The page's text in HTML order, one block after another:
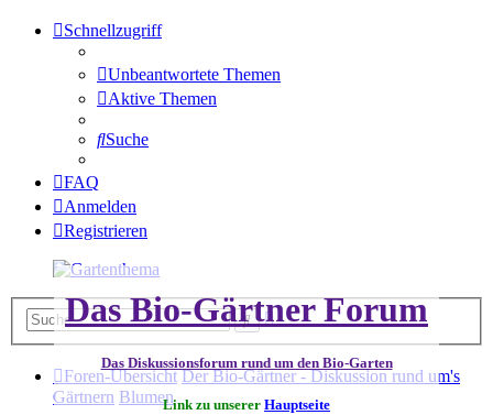
Schnellzugriff
Unbeantwortete Themen
Aktive Themen
Suche
FAQ
Anmelden
Registrieren
Das Bio-Gärtner Forum
Das Diskussionsforum rund um den Bio-Garten
Link zu unserer Hauptseite
SucheErweiterte
Foren-Übersicht Der Bio-Gärtner - Diskussion rund um's
Gärtnern Blumen